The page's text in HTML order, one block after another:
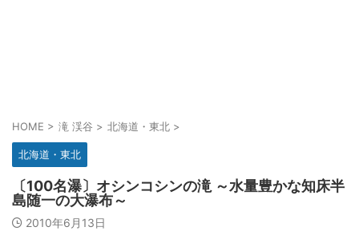
HOME > 滝 渓谷 > 北海道・東北 >
北海道・東北
〔100名瀑〕オシンコシンの滝 ～水量豊かな知床半
島随一の大瀑布～
2010年6月13日